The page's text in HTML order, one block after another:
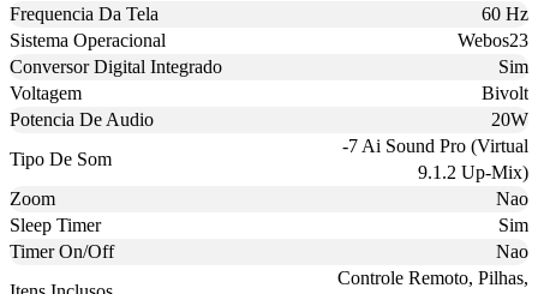
Frequencia Da Tela
60 Hz
Sistema Operacional
Webos23
Conversor Digital Integrado
Sim
Voltagem
Bivolt
Potencia De Audio
20W
Tipo De Som
-7 Ai Sound Pro (Virtual
9.1.2 Up-Mix)
Zoom
Nao
Sleep Timer
Sim
Timer On/Off
Nao
Controle Remoto, Pilhas,